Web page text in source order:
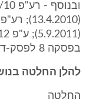
בפסקה 8 לפסק-דינו של השופט הנדל (9.11.2014)).
להלן החלטה
החלטה